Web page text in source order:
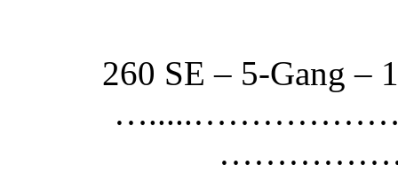
260 SE – 5-Gang –